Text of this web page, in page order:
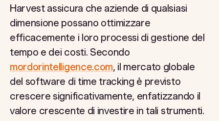
Harvest assicura che aziende di qualsiasi
dimensione possano ottimizzare
efficacemente i loro processi di gestione del
tempo e dei costi. Secondo
mordorintelligence.com, il mercato globale
del software di time tracking è previsto
crescere significativamente, enfatizzando il
valore crescente di investire in tali strumenti.